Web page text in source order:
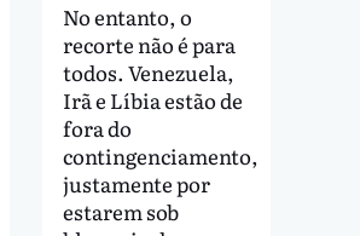
No entanto, o
recorte não é para
todos. Venezuela,
Irã e Líbia estão de
fora do
contingenciamento,
justamente por
estarem sob